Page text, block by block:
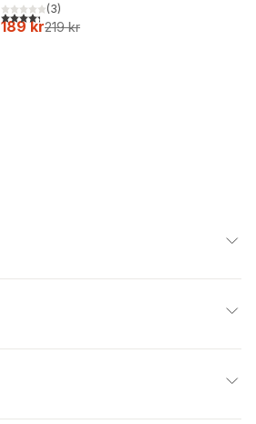
4,3utav 5 stjärnor. Totalt antal röster:
(3)
189 kr219 kr